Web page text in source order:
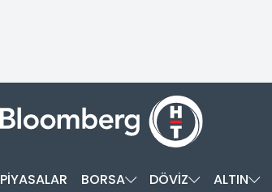
PİYASALAR BORSA DÖVİZ ALTIN